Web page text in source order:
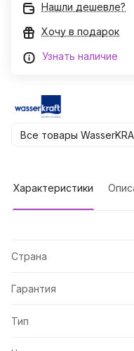
Нашли дешевле?
Хочу в подарок
Узнать наличие
Все товары
Характеристики
Страна
Гарантия
Тип